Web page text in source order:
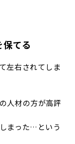
てる
左右されてしま
人材の方が高評
まった…という